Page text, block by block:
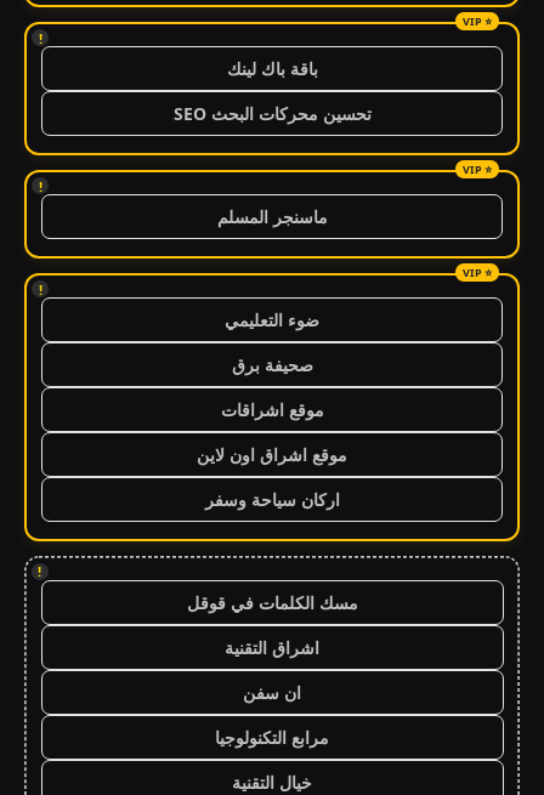
!
باقة باك لينك
تحسين محركات البحث SEO
!
ماسنجر المسلم
!
ضوء التعليمي
صحيفة برق
موقع اشراقات
موقع اشراق اون لاين
اركان سياحة وسفر
!
مسك الكلمات في قوقل
اشراق التقنية
ان سفن
مرابع التكنولوجيا
خيال التقنية